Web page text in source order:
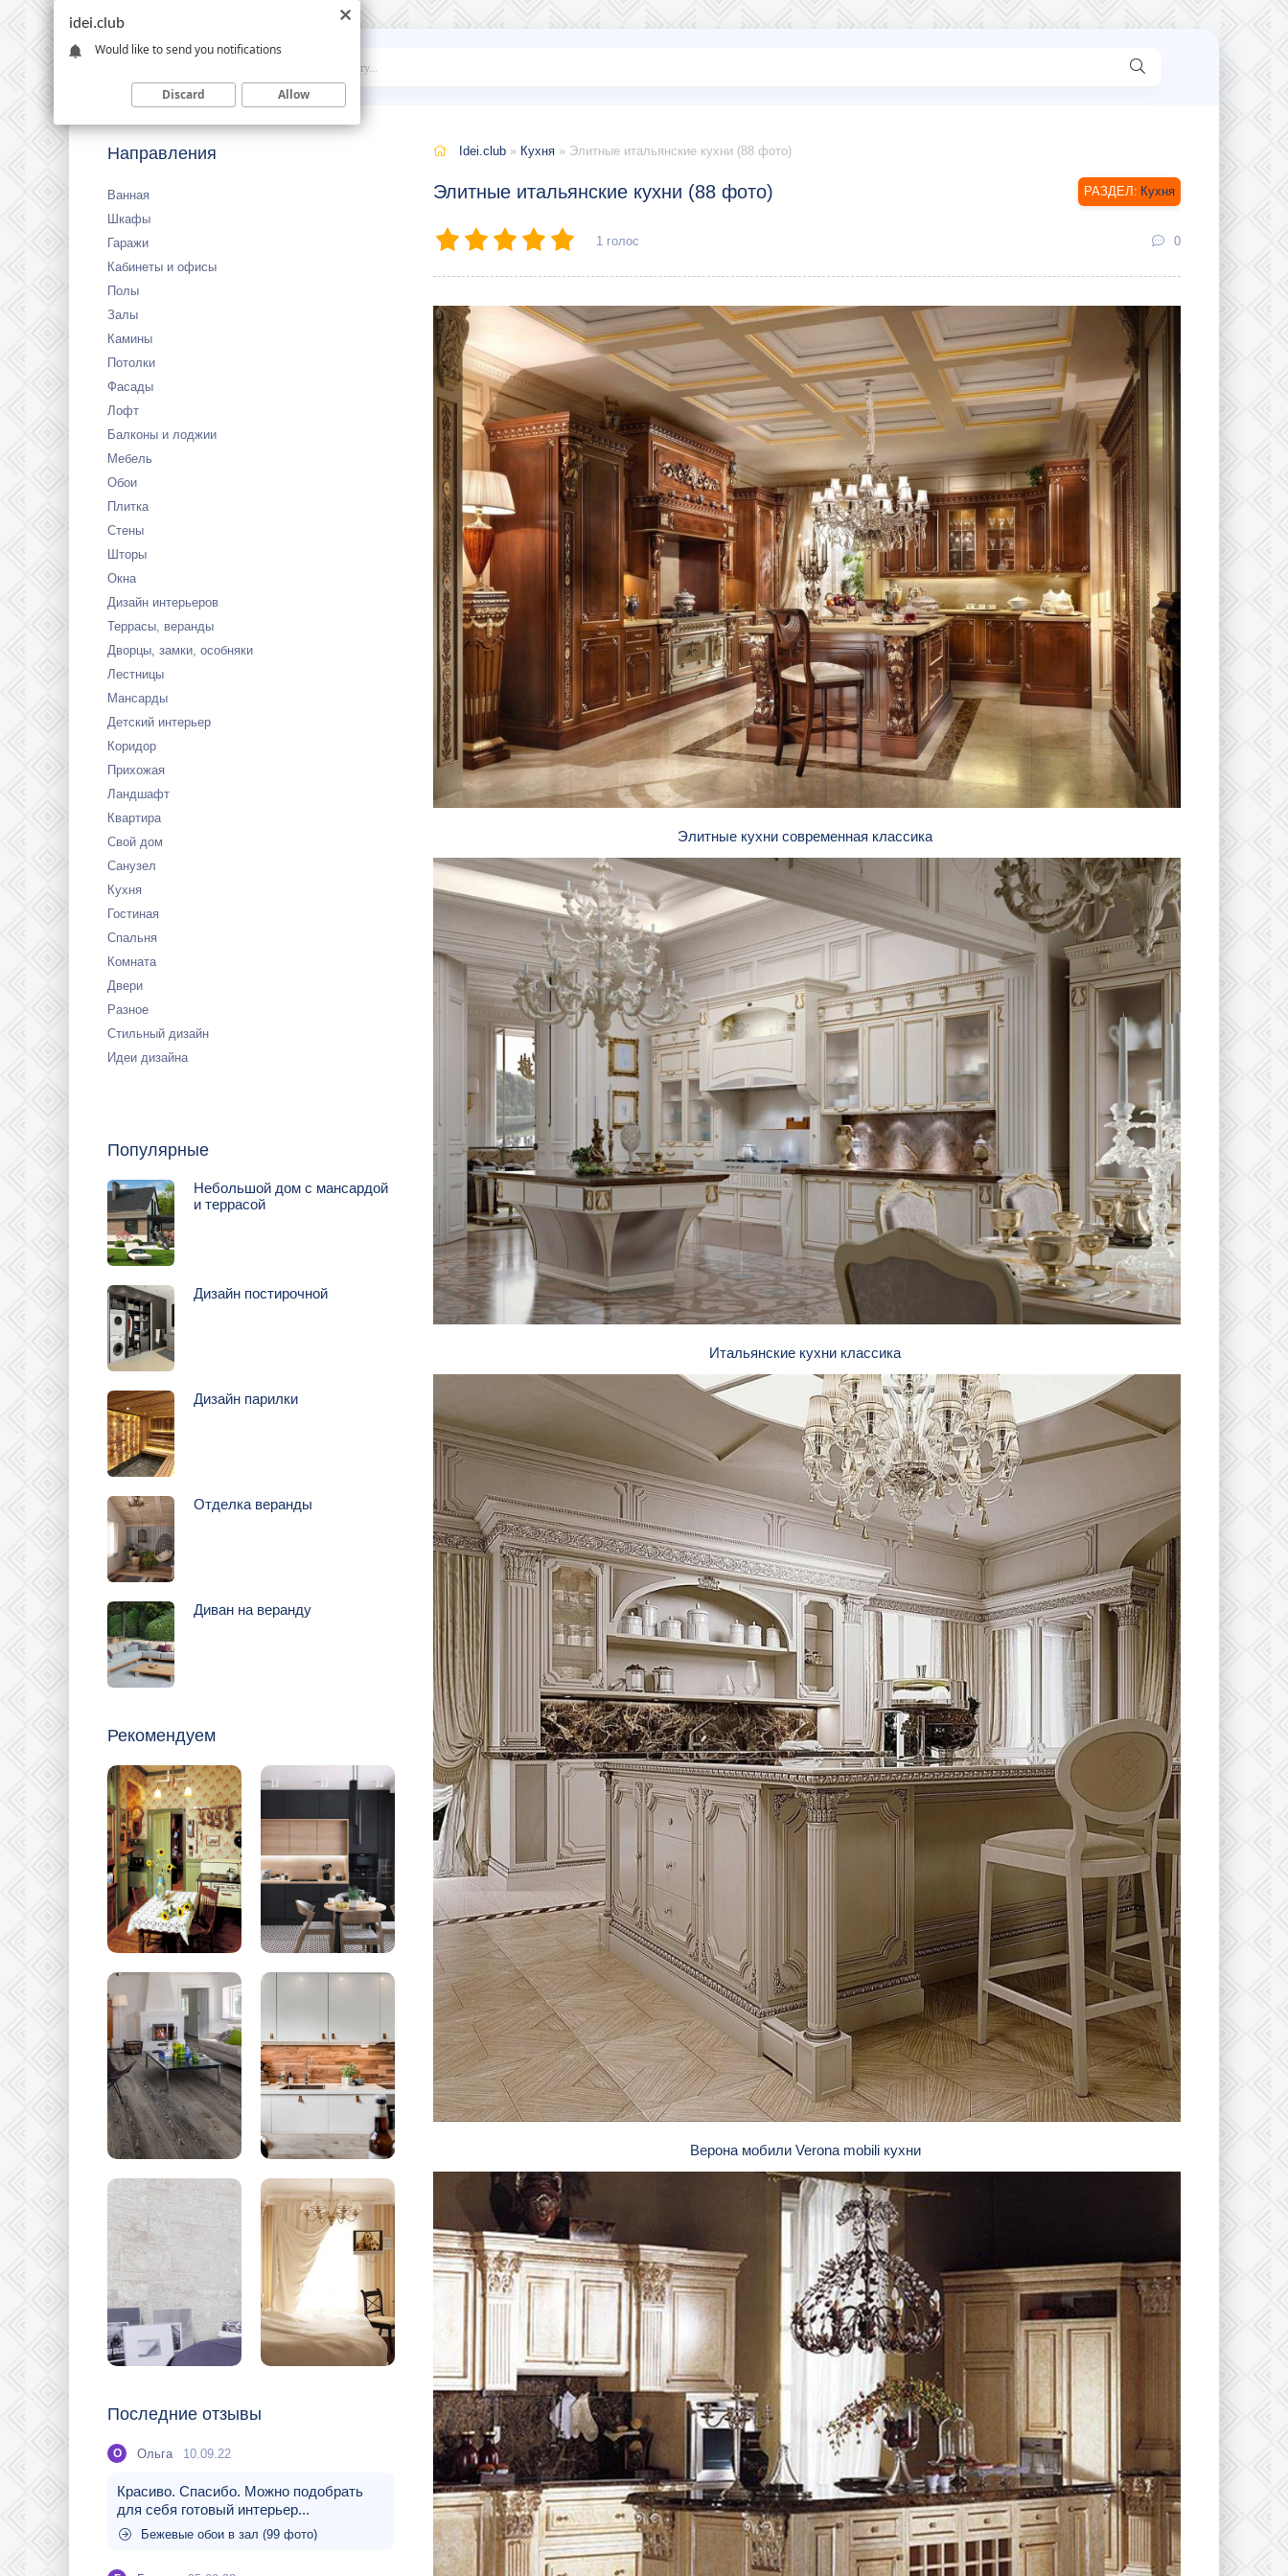
Idei
Направления
Ванная
Шкафы
Гаражи
Кабинеты и офисы
Полы
Залы
Камины
Потолки
Фасады
Лофт
Балконы и лоджии
Мебель
Обои
Плитка
Стены
Шторы
Окна
Дизайн интерьеров
Террасы, веранды
Дворцы, замки, особняки
Лестницы
Мансарды
Детский интерьер
Коридор
Прихожая
Ландшафт
Квартира
Свой дом
Санузел
Кухня
Гостиная
Спальня
Комната
Двери
Разное
Стильный дизайн
Идеи дизайна
Популярные
Небольшой дом с мансардой
и террасой
Дизайн постирочной
Дизайн парилки
Отделка веранды
Диван на веранду
Рекомендуем
Последние отзывы
О Ольга 10.09.22
Красиво. Спасибо. Можно подобрать
для себя готовый интерьер...
Бежевые обои в зал (99 фото)
Idei.club » Кухня » Элитные итальянские кухни (88 фото)
Элитные итальянские кухни (88 фото) Кухня
1 голос 0
Элитные кухни современная классика
Итальянские кухни классика
Верона мобили Verona mobili кухни
idei.club
Would like to send you notifications
Discard Allow